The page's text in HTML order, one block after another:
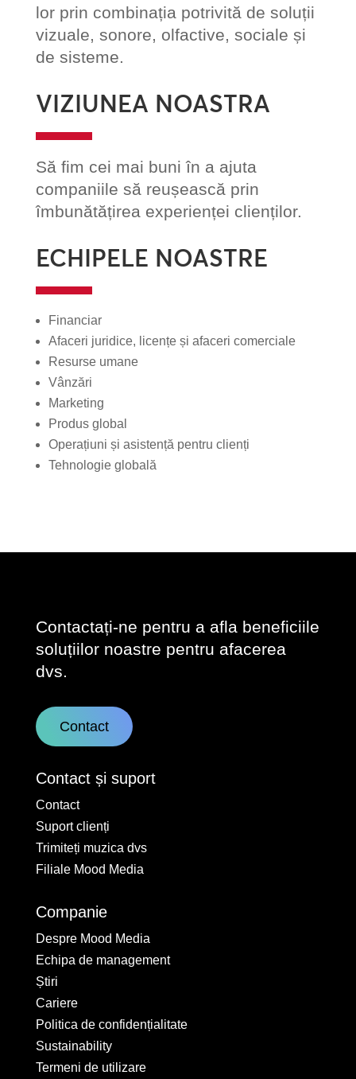
lor prin combinația potrivită de soluții
vizuale, sonore, olfactive, sociale și
de sisteme.
VIZIUNEA NOASTRA
Să fim cei mai buni în a ajuta
companiile să reușească prin
îmbunătățirea experienței clienților.
ECHIPELE NOASTRE
Financiar
Afaceri juridice, licențe și afaceri comerciale
Resurse umane
Vânzări
Marketing
Produs global
Operațiuni și asistență pentru clienți
Tehnologie globală
Contactați-ne pentru a afla beneficiile
soluțiilor noastre pentru afacerea
dvs.
Contact
Contact și suport
Contact
Suport clienți
Trimiteți muzica dvs
Filiale Mood Media
Companie
Despre Mood Media
Echipa de management
Știri
Cariere
Politica de confidențialitate
Sustainability
Termeni de utilizare